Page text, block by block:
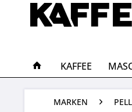
KAFFEE
MARKEN